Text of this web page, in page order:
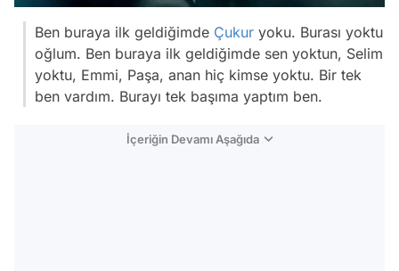
Ben buraya ilk geldiğimde Çukur yoku. Burası yoktu
oğlum. Ben buraya ilk geldiğimde sen yoktun, Selim
yoktu, Emmi, Paşa, anan hiç kimse yoktu. Bir tek
ben vardım. Burayı tek başıma yaptım ben.
İçeriğin Devamı Aşağıda